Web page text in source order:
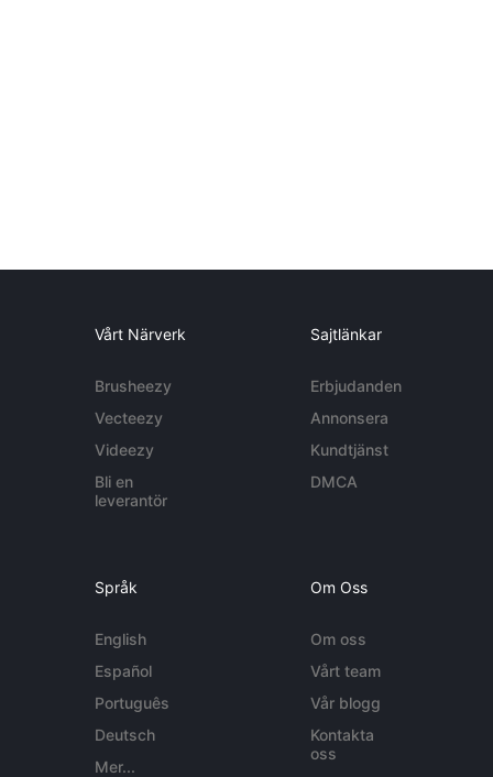
Vårt Närverk
Brusheezy
Vecteezy
Videezy
Bli en
leverantör
Sajtlänkar
Erbjudanden
Annonsera
Kundtjänst
DMCA
Språk
English
Español
Português
Deutsch
Mer...
Om Oss
Om oss
Vårt team
Vår blogg
Kontakta
oss